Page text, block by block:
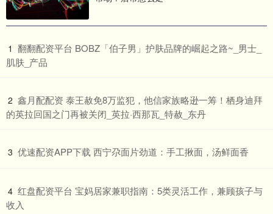
1 ​翻翻配资平台 BOBZ「伯子男」护肤品牌的崛起之路~_男士_
肌肤_产品
2 ​鑫月配配资 泰王赦免8万监犯，他信家族略逊一筹！栖身迪拜
的英拉回国之门再被关闭_英拉·西那瓦_特赦_东丹
3 ​优速配资APP下载 西宁尕面片劲道：手工揪面，汤鲜面香
4 ​红盘配资平台 宝妈居家兼职指南：5类灵活工作，兼顾孩子与
收入